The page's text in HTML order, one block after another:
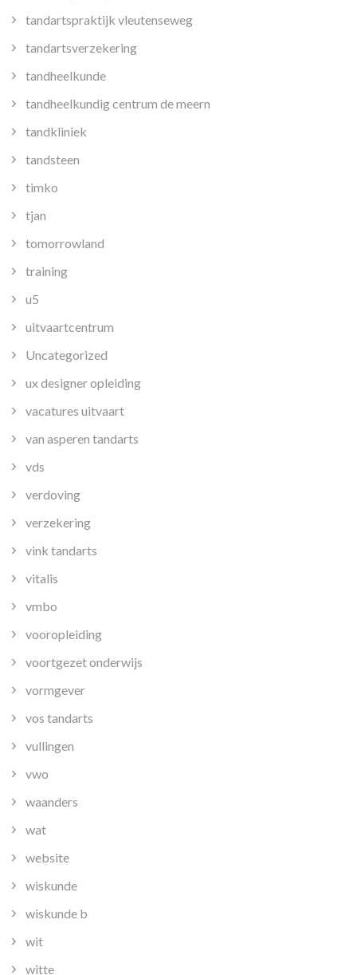
tandartspraktijk vleutenseweg
tandartsverzekering
tandheelkunde
tandheelkundig centrum de meern
tandkliniek
tandsteen
timko
tjan
tomorrowland
training
u5
uitvaartcentrum
Uncategorized
ux designer opleiding
vacatures uitvaart
van asperen tandarts
vds
verdoving
verzekering
vink tandarts
vitalis
vmbo
vooropleiding
voortgezet onderwijs
vormgever
vos tandarts
vullingen
vwo
waanders
wat
website
wiskunde
wiskunde b
wit
witte